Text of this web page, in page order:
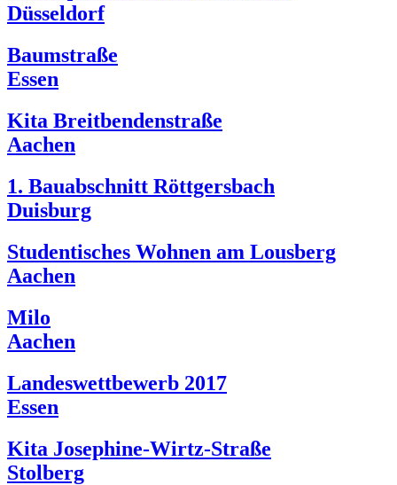
Düsseldorf
Baumstraße
Essen
Kita Breitbendenstraße
Aachen
1. Bauabschnitt Röttgersbach
Duisburg
Studentisches Wohnen am Lousberg
Aachen
Milo
Aachen
Landeswettbewerb 2017
Essen
Kita Josephine-Wirtz-Straße
Stolberg